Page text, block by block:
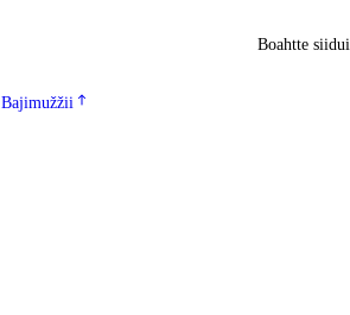
Boahtte siidui
Bajimužžii